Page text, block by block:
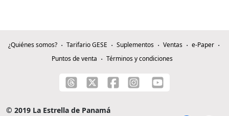
¿Quiénes somos? Tarifario GESE Suplementos Ventas
e-Paper
Puntos de venta
Términos y condiciones
© 2019 La Estrella de Panamá